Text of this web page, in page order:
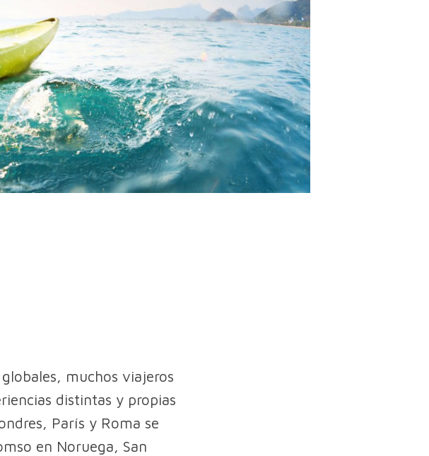
muchos viajeros
distintas y propias
París y Roma se
en Noruega, San